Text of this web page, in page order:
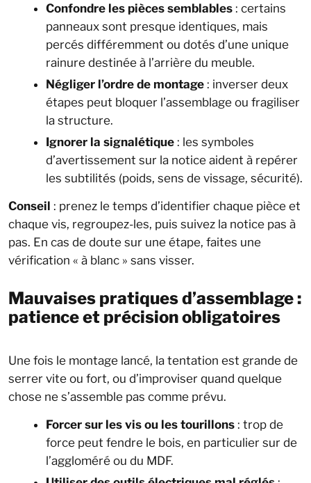
Confondre les pièces semblables : certains
panneaux sont presque identiques, mais
percés différemment ou dotés d’une unique
rainure destinée à l’arrière du meuble.
Négliger l’ordre de montage : inverser deux
étapes peut bloquer l’assemblage ou fragiliser
la structure.
Ignorer la signalétique : les symboles
d’avertissement sur la notice aident à repérer
les subtilités (poids, sens de vissage, sécurité).
Conseil : prenez le temps d’identifier chaque pièce et
chaque vis, regroupez-les, puis suivez la notice pas à
pas. En cas de doute sur une étape, faites une
vérification « à blanc » sans visser.
Mauvaises pratiques d’assemblage :
patience et précision obligatoires
Une fois le montage lancé, la tentation est grande de
serrer vite ou fort, ou d’improviser quand quelque
chose ne s’assemble pas comme prévu.
Forcer sur les vis ou les tourillons : trop de
force peut fendre le bois, en particulier sur de
l’aggloméré ou du MDF.